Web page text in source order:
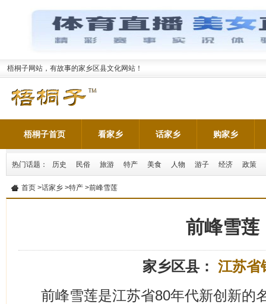
梧桐子网站，有故事的家乡区县文化网站！
梧桐子首页 看家乡 话家乡 购家乡
热门话题： 历史 民俗 旅游 特产 美食 人物 游子 经济 政策
首页 >话家乡 >特产 >前峰雪莲
前峰雪莲
家乡区县： 江苏省
前峰雪莲是江苏省80年代新创新的